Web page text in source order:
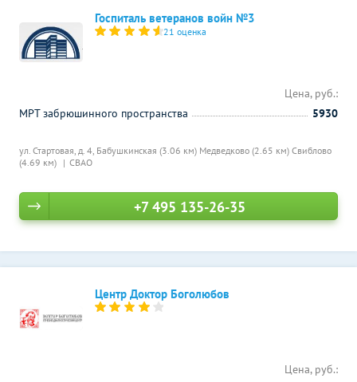
Госпиталь ветеранов войн №3
21 оценка
ул. Стартовая, д. 4, Бабушкинская (3.06 км) Медведково (2.65 км) Свиблово
(4.69 км)
СВАО
Цена, руб.:
МРТ забрюшинного пространства
5930
+7 495 135-26-35
Центр Доктор Боголюбов
Цена, руб.: